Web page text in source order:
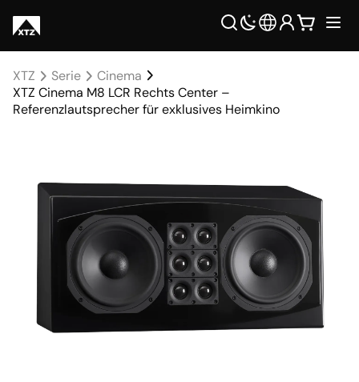
XTZ Serie
Cinema
XTZ Cinema M8 LCR Rechts Center –
Referenzlautsprecher für exklusives Heimkino